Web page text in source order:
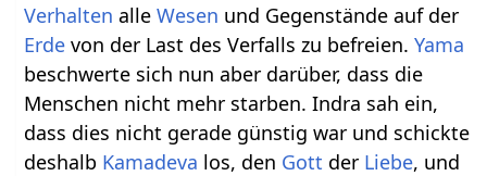
Verhalten alleWesen und Gegenstände auf der
Erde von der Last des Verfalls zu befreien.Yama
beschwerte sich nun aber darüber, dass die
Menschen nicht mehr starben. Indra sah ein,
dass dies nicht gerade günstig war und schickte
deshalb Kamadeva los, den Gott der Liebe, und